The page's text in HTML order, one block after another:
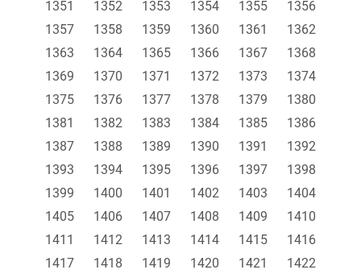
1351
1352 1353 1354 1355
1356
1357
1358 1359 1360 1361
1362
1363
1364 1365 1366 1367
1368
1369
1370 1371 1372 1373
1374
1375
1376 1377 1378 1379
1380
1381
1382 1383 1384 1385
1386
1387
1388 1389 1390 1391
1392
1393
1394 1395 1396 1397
1398
1399
1400 1401 1402 1403
1404
1405
1406 1407 1408 1409
1410
1411
1412 1413 1414 1415
1416
1417
1418 1419 1420 1421
1422